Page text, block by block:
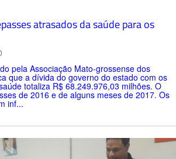
atrasados da saúde para os
pela Associação Mato-grossense dos
que a dívida do governo do estado com os
totaliza R$ 68.249.976,03 milhões. O
de 2016 e de alguns meses de 2017. Os
inf...